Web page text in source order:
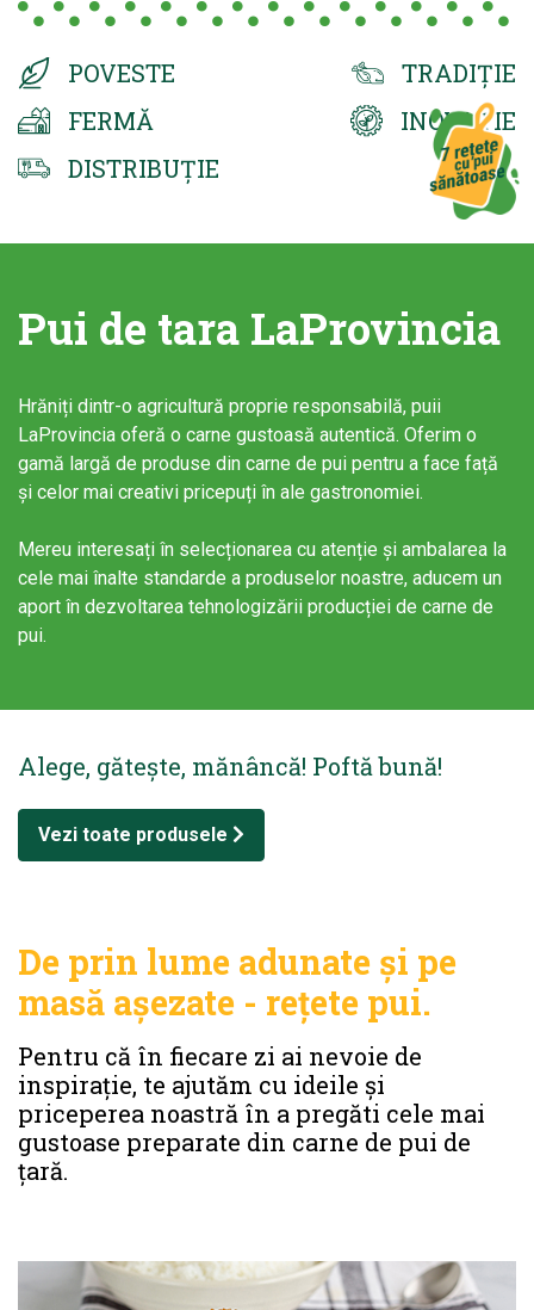
POVESTE
TRADIȚIE
FERMĂ
INOVAȚIE
DISTRIBUȚIE
Pui de tara LaProvincia
Hrăniți dintr-o agricultură proprie responsabilă, puii
LaProvincia oferă o carne gustoasă autentică. Oferim o
gamă largă de produse din carne de pui pentru a face față
și celor mai creativi pricepuți în ale gastronomiei.
Mereu interesați în selecționarea cu atenție și ambalarea la
cele mai înalte standarde a produselor noastre, aducem un
aport în dezvoltarea tehnologizării producției de carne de
pui.
Alege, gătește, mănâncă! Poftă bună!
Vezi toate produsele
De prin lume adunate și pe
masă așezate - rețete pui.
Pentru că în fiecare zi ai nevoie de
inspirație, te ajutăm cu ideile și
priceperea noastră în a pregăti cele mai
gustoase preparate din carne de pui de
țară.